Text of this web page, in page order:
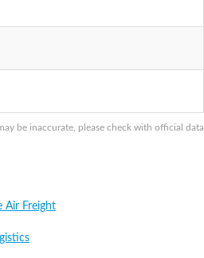
be inaccurate, please check with official data
Air Freight